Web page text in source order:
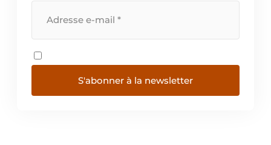
S'abonner à la newsletter